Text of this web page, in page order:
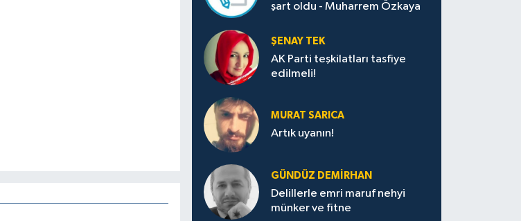
şart oldu - Muharrem Özkaya
ŞENAY TEK
AK Parti teşkilatları tasfiye
edilmeli!
MURAT SARICA
Artık uyanın!
GÜNDÜZ DEMIRHAN
Delillerle emri maruf nehyi
münker ve fitne